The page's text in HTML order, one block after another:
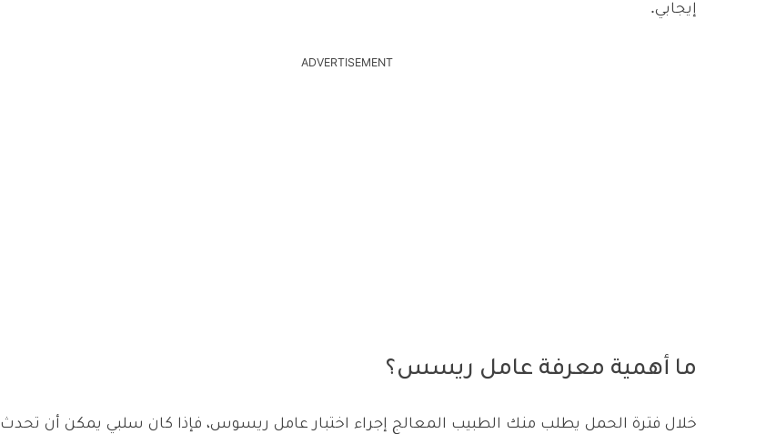
إيجابي.
ADVERTISEMENT
ما أهمية معرفة عامل ريسس؟
خلال فترة الحمل يطلب منك الطبيب المعالج إجراء اختبار عامل ريسوس، فإذا كان سلبي يمكن أن تحدث